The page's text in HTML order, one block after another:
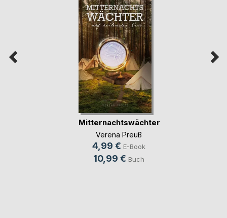
Mitternachtswächter
Verena Preuß
4,99 € E-Book
10,99 € Buch